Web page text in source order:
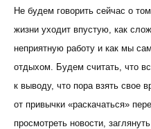
Не будем говорить сейчас о
жизни уходит впустую, как
неприятную работу и как мы
отдыхом. Будем считать, что
к выводу, что пора взять свое
от привычки «раскачаться»
просмотреть новости,